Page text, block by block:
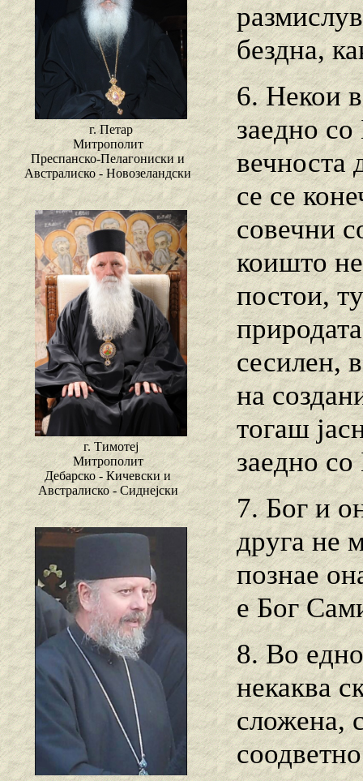
г. Петар
Митрополит
Преспанско-Пелагониски и
Австралиско - Новозеландски
г. Тимотеј
Митрополит
Дебарско - Кичевски и
Австралиско - Сиднејски
бездна,
6. Некои
заедно
вечноста
се се
совечни
коишто
постои,
сесилен,
на
тогаш
заедно со
7. Бог и
друга не
познае
е Бог
8. Во
некаква
сложена,